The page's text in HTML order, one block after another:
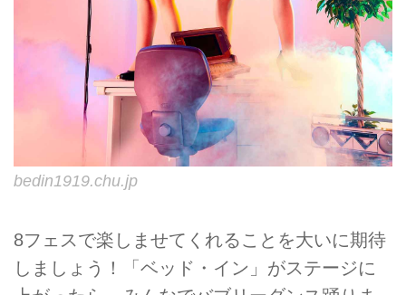
bedin1919.chu.jp
8フェスで楽しませてくれることを大いに期待
しましょう！「ベッド・イン」がステージに